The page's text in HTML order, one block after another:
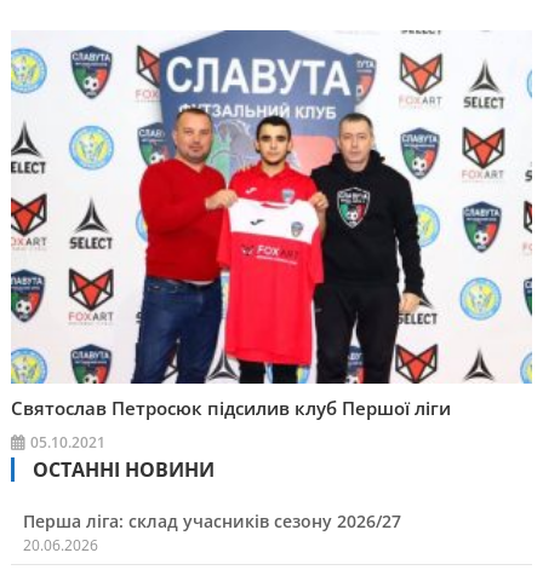
Святослав Петросюк підсилив клуб Першої ліги
05.10.2021
ОСТАННІ НОВИНИ
Перша ліга: склад учасників сезону 2026/27
20.06.2026